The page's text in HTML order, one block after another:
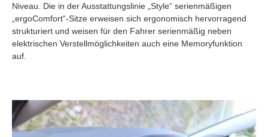
Niveau. Die in der Ausstattungslinie „Style“ serienmäßigen
„ergoComfort“-Sitze erweisen sich ergonomisch hervorragend
strukturiert und weisen für den Fahrer serienmäßig neben
elektrischen Verstellmöglichkeiten auch eine Memoryfunktion
auf.